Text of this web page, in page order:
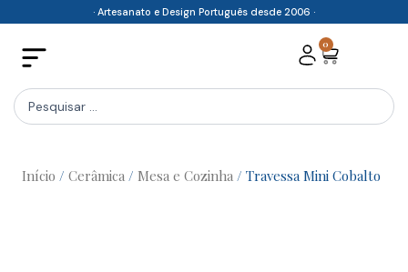
content
· Artesanato e Design Português desde 2006 ·
0
Cart
Search
...
Início / Cerâmica / Mesa e Cozinha / Travessa Mini Cobalto